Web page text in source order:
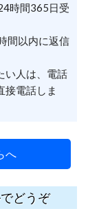
時間365日受
間以内に返信
い人は、電話
接電話しま
へ
どうぞ